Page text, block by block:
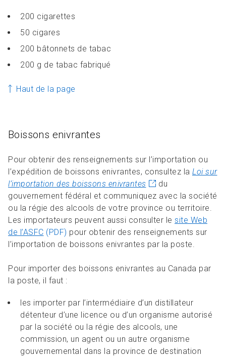
200 cigarettes
50 cigares
200 bâtonnets de tabac
200 g de tabac fabriqué
Haut de la page
Boissons enivrantes
Pour obtenir des renseignements sur l’importation ou
l’expédition de boissons enivrantes, consultez la Loi sur
l’importation des boissons enivrantes
du
gouvernement fédéral et communiquez avec la société
ou la régie des alcools de votre province ou territoire.
Les importateurs peuvent aussi consulter le site Web
de l’ASFC (PDF) pour obtenir des renseignements sur
l’importation de boissons enivrantes par la poste.
Pour importer des boissons enivrantes au Canada par
la poste, il faut :
les importer par l’intermédiaire d’un distillateur
détenteur d’une licence ou d’un organisme autorisé
par la société ou la régie des alcools, une
commission, un agent ou un autre organisme
gouvernemental dans la province de destination